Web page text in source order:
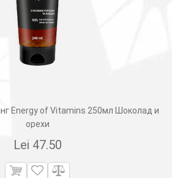
Energy of Vitamins 250мл Шоколад и
орехи
Lei 47.50